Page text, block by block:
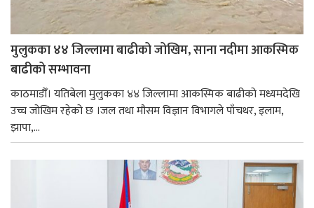
मुलुकका ४४ जिल्लामा बाढीको जोखिम, साना नदीमा आकस्मिक
बाढीको सम्भावना
काठमाडौँ। यतिबेला मुलुकका ४४ जिल्लामा आकस्मिक बाढीको मध्यमदेखि
उच्च जोखिम रहेको छ ।जल तथा मौसम विज्ञान विभागले पाँचथर, इलाम,
झापा,...